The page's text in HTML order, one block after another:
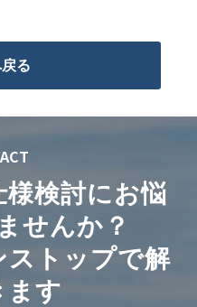
る
検討にお悩
せんか？
ストップで解
ます